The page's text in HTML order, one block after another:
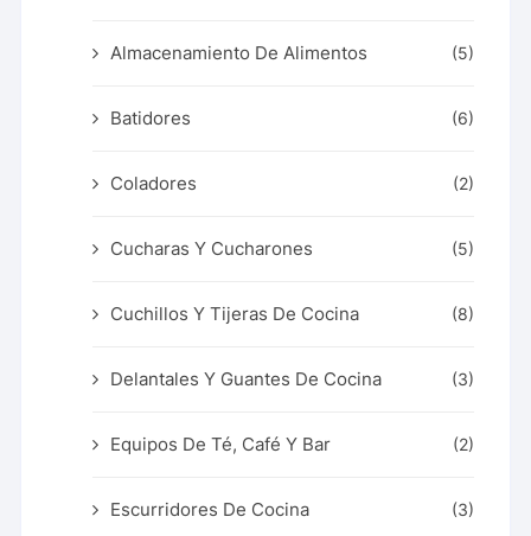
Almacenamiento De Alimentos (5)
Batidores (6)
Coladores (2)
Cucharas Y Cucharones (5)
Cuchillos Y Tijeras De Cocina (8)
Delantales Y Guantes De Cocina (3)
Equipos De Té, Café Y Bar (2)
Escurridores De Cocina (3)